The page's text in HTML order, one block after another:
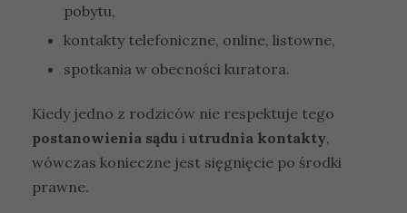
pobytu,
kontakty telefoniczne, online, listowne,
spotkania w obecności kuratora.
Kiedy jedno z rodziców nie respektuje tego
postanowienia sądu i utrudnia kontakty,
wówczas konieczne jest sięgnięcie po środki
prawne.